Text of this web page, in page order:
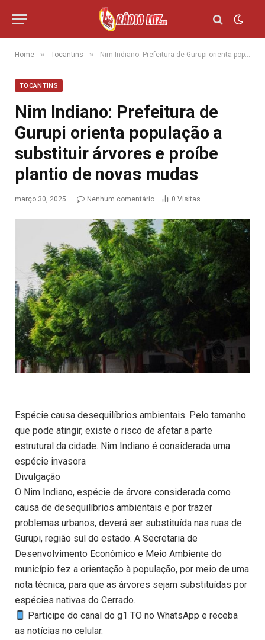
Home » Tocantins » Nim Indiano: Prefeitura de Gurupi orienta população a substituir árvores e proíbe plantio de novas mudas
TOCANTINS
Nim Indiano: Prefeitura de
Gurupi orienta população a
substituir árvores e proíbe
plantio de novas mudas
março 30, 2025 Nenhum comentário 0 Visitas
Espécie causa desequilíbrios ambientais. Pelo tamanho
que pode atingir, existe o risco de afetar a parte
estrutural da cidade. Nim Indiano é considerada uma
espécie invasora
Divulgação
O Nim Indiano, espécie de árvore considerada como
causa de desequilíbrios ambientais e por trazer
problemas urbanos, deverá ser substituída nas ruas de
Gurupi, região sul do estado. A Secretaria de
Desenvolvimento Econômico e Meio Ambiente do
município fez a orientação à população, por meio de uma
nota técnica, para que as árvores sejam substituídas por
espécies nativas do Cerrado.
Participe do canal do g1 TO no WhatsApp e receba
as notícias no celular.